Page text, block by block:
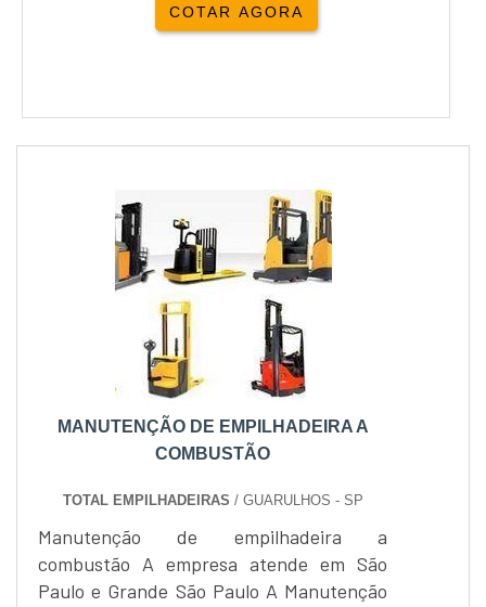
COTAR AGORA
MANUTENÇÃO DE EMPILHADEIRA A
COMBUSTÃO
TOTAL EMPILHADEIRAS / GUARULHOS - SP
Manutenção de empilhadeira a
combustão A empresa atende em São
Paulo e Grande São Paulo A Manutenção